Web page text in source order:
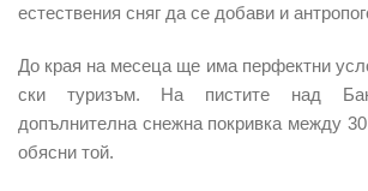
естествения сняг да се добави и
До края на месеца ще има перфектни
ски туризъм. На пистите над
допълнителна снежна покривка между
обясни той.